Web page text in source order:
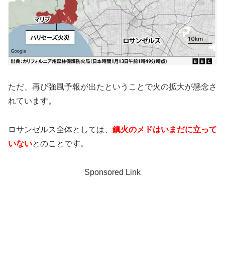
ただ、再び強風予報が出たということで火の拡大が懸念さ
れています。
ロサンゼルス全体としては、 鎮火のメドはいまだに立って
いないとのことです。
Sponsored Link